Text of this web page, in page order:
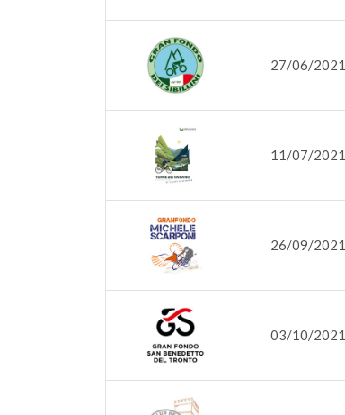
27/06/2021
11/07/2021
26/09/2021
03/10/2021